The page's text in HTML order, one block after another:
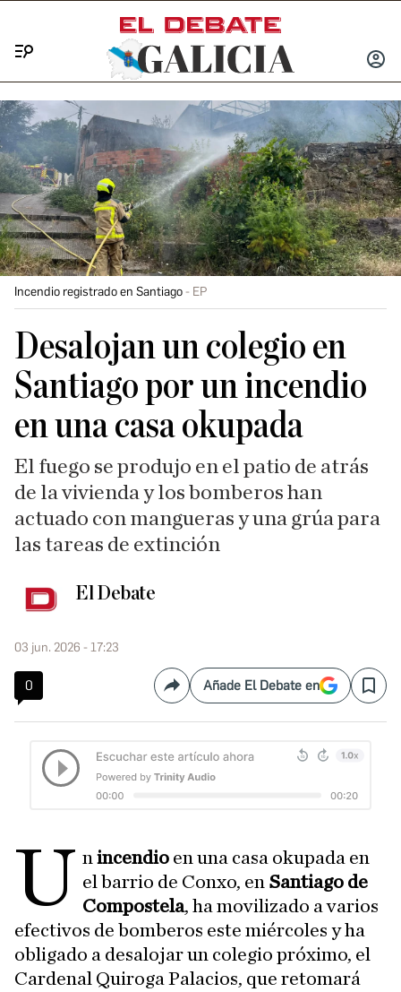
INICIAR
Incendio registrado en Santiago EP
Desalojan un colegio en
Santiago por un incendio
en una casa okupada
El fuego se produjo en el patio de atrás
de la vivienda y los bomberos han
actuado con mangueras y una grúa para
las tareas de extinción
El Debate
03 jun. 2026 - 17:23
0 CompartirAñade El Debate en Save
U nincendio en una casa okupada en
el barrio de Conxo, en Santiago de
Compostela, ha movilizado a varios
efectivos de bomberos este miércoles y ha
obligado a desalojar un colegio próximo, el
Cardenal Quiroga Palacios, que retomará